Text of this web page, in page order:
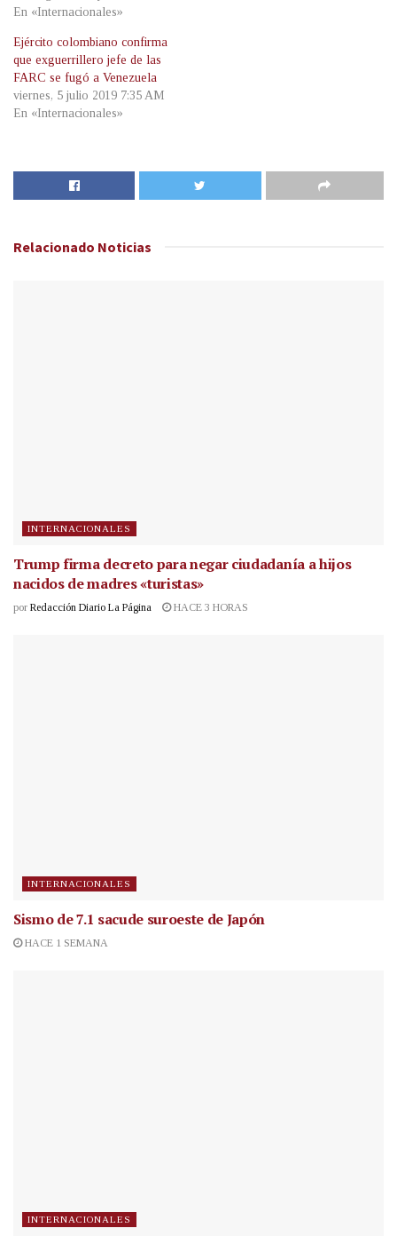
En «Internacionales»
Ejército colombiano confirma
que exguerrillero jefe de las
FARC se fugó a Venezuela
viernes, 5 julio 2019 7:35 AM
En «Internacionales»
Relacionado Noticias
INTERNACIONALES
Trump firma decreto para negar ciudadanía a hijos
nacidos de madres «turistas»
por Redacción Diario La Página HACE 3 HORAS
INTERNACIONALES
Sismo de 7.1 sacude suroeste de Japón
HACE 1 SEMANA
INTERNACIONALES